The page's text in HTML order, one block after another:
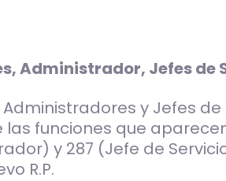
Administrador, Jefes de
y Jefes
las funciones que
y 287 (Jefe de
R.P.